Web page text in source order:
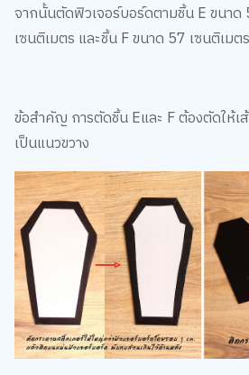
จากนั้นตัดฟิวเจอร์บอร์ดตามชิ้น E ขนาด
เซนติเมตร และชิ้น F ขนาด 57 เซนติเมต
ข้อสำคัญ การตัดชิ้น Eและ F ต้องตัดให้เ
เป็นแนวขวาง